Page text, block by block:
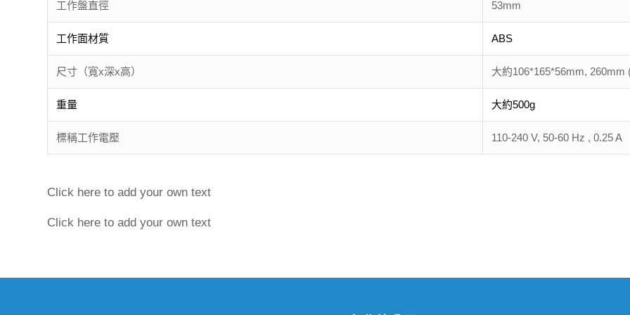
工作盤直徑 53mm
工作面材質 ABS
尺寸（寬x深x高） 大約106*165*56mm, 260mm
重量 大約500g
標稱工作電壓 110-240 V, 50-60 Hz , 0.25 A
Click here to add your own text
Click here to add your own text